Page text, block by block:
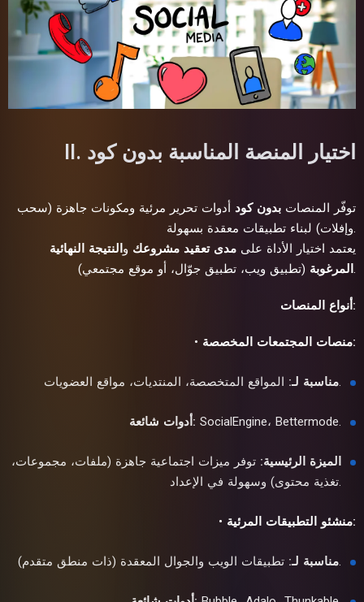
II. اختيار المنصة المناسبة بدون كود
توفّر المنصات بدون كود أدوات تحرير مرئية ومكونات جاهزة (سحب
وإفلات) لبناء تطبيقات معقدة بسهولة.
يعتمد اختيار الأداة على مدى تعقيد مشروعك و النتيجة النهائية
المرغوبة (تطبيق ويب، تطبيق جوّال، أو موقع مجتمعي).
أنواع المنصات:
• منصات المجتمعات المخصصة:
مناسبة لـ:المواقع المتخصصة، المنتديات، مواقع العضويات.
أدوات شائعة: SocialEngine، Bettermode.
الميزة الرئيسية: توفر ميزات اجتماعية جاهزة (ملفات، مجموعات،
تغذية محتوى) وسهولة في الإعداد.
• منشئو التطبيقات المرئية:
مناسبة لـ:تطبيقات الويب والجوال المعقدة (ذات منطق متقدم).